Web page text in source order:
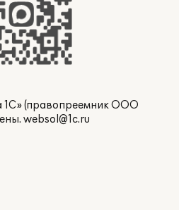
1С» (правопреемник ООО
websol@1c.ru